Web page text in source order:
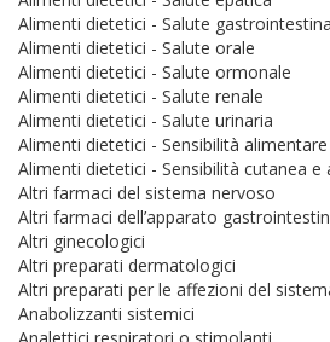
Alimenti dietetici - Salute
Alimenti dietetici - Salute orale
Alimenti dietetici - Salute ormonale
Alimenti dietetici - Salute renale
Alimenti dietetici - Salute urinaria
Alimenti dietetici - Sensibilità alimentare
Alimenti dietetici - Sensibilità cutanea e
Altri farmaci del sistema nervoso
Altri farmaci dell’apparato
Altri ginecologici
Altri preparati dermatologici
Altri preparati per le affezioni del
Anabolizzanti sistemici